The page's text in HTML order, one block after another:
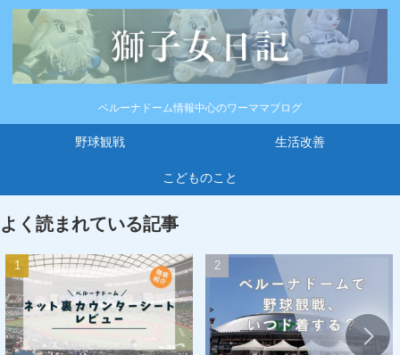
ベルーナドーム情報中心のワーママブログ
野球観戦 生活改善
こどものこと
よく読まれている記事